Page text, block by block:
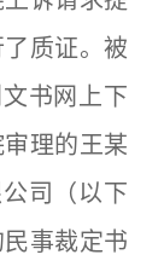
质证。被
书网上下
理的王某
司（以下
事裁定书